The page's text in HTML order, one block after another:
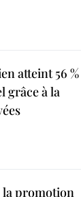
atteint 56 %
grâce à la
la promotion